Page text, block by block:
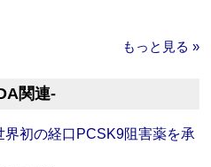
もっと見る »
関連‐
界初の経口PCSK9阻害薬を承